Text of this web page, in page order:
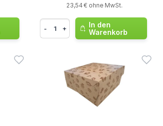
23,54 € ohne MwSt.
- +
In den
Warenkorb